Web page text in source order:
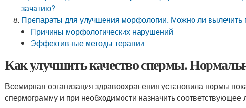
зачатию?
Препараты для улучшения морфологии. Можно ли
Причины морфологических нарушений
Эффективные методы терапии
Как улучшить качество спермы.
Всемирная организация здравоохранения установила нормы
спермограмму и при необходимости назначить соответствующее